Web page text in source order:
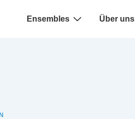
Hauptnavigation
Ensembles Über uns